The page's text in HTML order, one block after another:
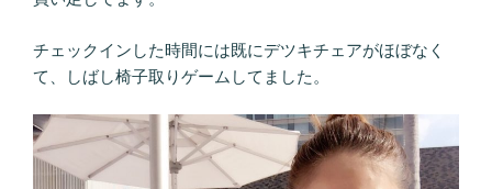
チェックインした時間には既にデツキチェアがほぼなく
て、しばし椅子取りゲームしてました。